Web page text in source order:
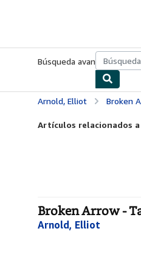
Búsqueda avanzada
Arnold, Elliot Broken
Artículos relacionados
Broken Arrow -
Arnold, Elliot